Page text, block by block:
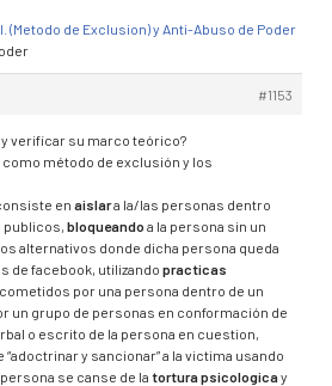
de Exclusion) y Anti-Abuso de Poder
#1153
y verificar su marco teórico?
método de exclusión y los
en aislara la/las personas dentro
publicos, bloqueando a la persona sin un
alternativos donde dicha persona queda
de facebook, utilizando practicas
por una persona dentro de un
un grupo de personas en conformación de
o escrito de la persona en cuestion,
y sancionar” a la victima usando
se canse de la tortura psicologicay